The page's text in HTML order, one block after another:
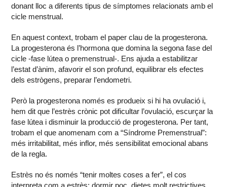
donant lloc a diferents tipus de símptomes relacionats amb el
cicle menstrual.
En aquest context, trobam el paper clau de la progesterona.
La progesterona és l’hormona que domina la segona fase del
cicle -fase lútea o premenstrual-. Ens ajuda a estabilitzar
l’estat d’ànim, afavorir el son profund, equilibrar els efectes
dels estrògens, preparar l’endometri.
Però la progesterona només es produeix si hi ha ovulació i,
hem dit que l’estrès crònic pot dificultar l’ovulació, escurçar la
fase lútea i disminuir la producció de progesterona. Per tant,
trobam el que anomenam com a “Síndrome Premenstrual”:
més irritabilitat, més inflor, més sensibilitat emocional abans
de la regla.
Estrès no és només “tenir moltes coses a fer”, el cos
interpreta com a estrès: dormir poc, dietes molt restrictives,